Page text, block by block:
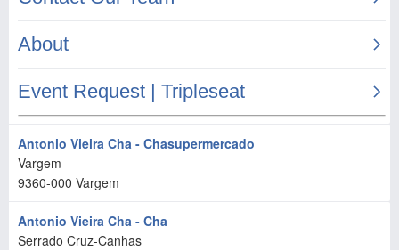
Antonio Vieira Cha - Chasupermercado
Vargem
9360-000 Vargem
Antonio Vieira Cha - Cha
Serrado Cruz-Canhas